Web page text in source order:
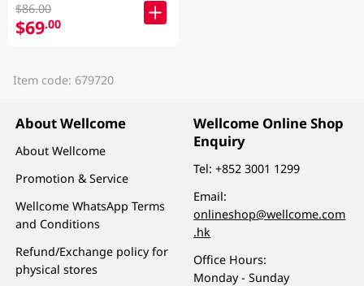
$86.00
$69.00
Item code: 679720
About Wellcome
About Wellcome
Promotion & Service
Wellcome WhatsApp Terms
and Conditions
Refund/Exchange policy for
physical stores
Wellcome Online Shop
Enquiry
Tel:+852 3001 1299
Email:
onlineshop@wellcome.com
.hk
Office Hours:
Monday - Sunday